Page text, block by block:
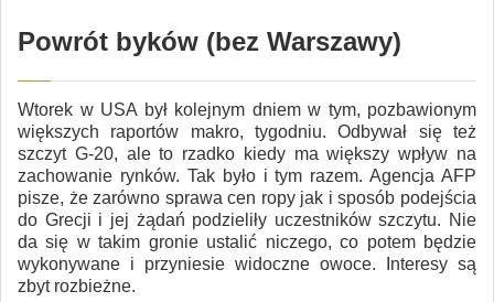
Powrót byków (bez Warszawy)
Wtorek w USA był kolejnym dniem w tym, pozbawionym
większych raportów makro, tygodniu. Odbywał się też
szczyt G-20, ale to rzadko kiedy ma większy wpływ na
zachowanie rynków. Tak było i tym razem. Agencja AFP
pisze, że zarówno sprawa cen ropy jak i sposób podejścia
do Grecji i jej żądań podzieliły uczestników szczytu. Nie
da się w takim gronie ustalić niczego, co potem będzie
wykonywane i przyniesie widoczne owoce. Interesy są
zbyt rozbieżne.